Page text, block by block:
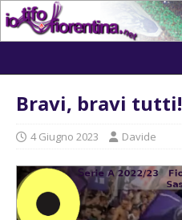
Bravi, bravi tutti!
4 Giugno 2023 Davide